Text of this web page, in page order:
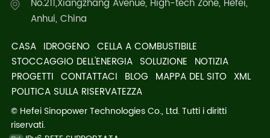
No.211,Xiangzhang Avenue, High-tech Zone, Hefei,
Anhui, China
CASA IDROGENO CELLA A COMBUSTIBILE
STOCCAGGIO DELL'ENERGIA SOLUZIONE NOTIZIA
PROGETTI CONTATTACI BLOG MAPPA DEL SITO XML
POLITICA SULLA RISERVATEZZA
© Hefei Sinopower Technologies Co., Ltd. Tutti i diritti
riservati.